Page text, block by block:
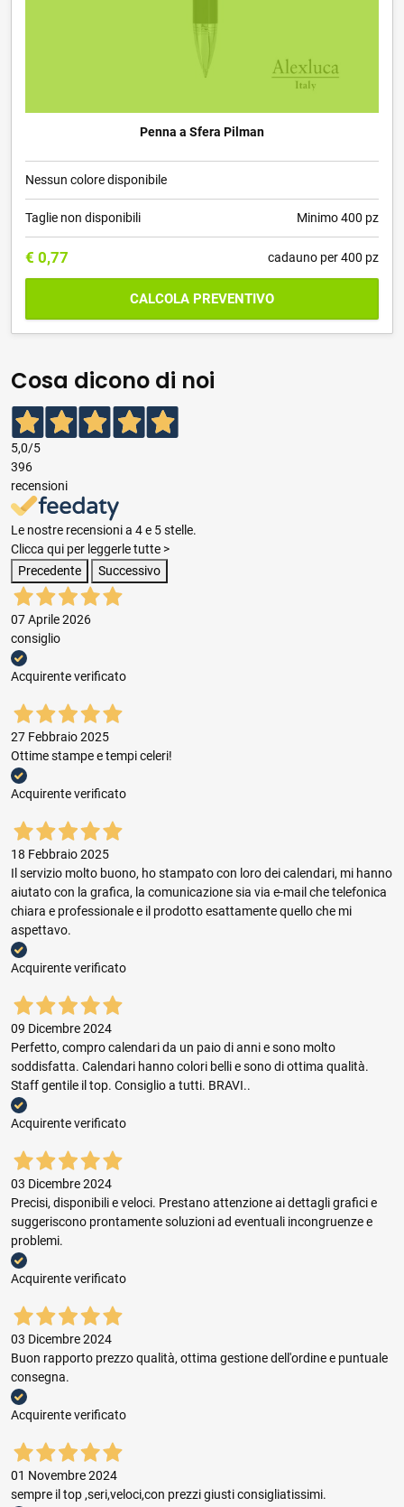
Penna a Sfera Pilman
Nessun colore disponibile
Taglie non disponibili Minimo 400 pz
€ 0,77 cadauno per 400 pz
CALCOLA PREVENTIVO
Cosa dicono di noi
5,0/5
396
recensioni
Le nostre recensioni a 4 e 5 stelle.
Clicca qui per leggerle tutte >
Precedente
Successivo
07 Aprile 2026
consiglio
Acquirente verificato
27 Febbraio 2025
Ottime stampe e tempi celeri!
Acquirente verificato
18 Febbraio 2025
Il servizio molto buono, ho stampato con loro dei calendari, mi hanno
aiutato con la grafica, la comunicazione sia via e-mail che telefonica
chiara e professionale e il prodotto esattamente quello che mi
aspettavo.
Acquirente verificato
09 Dicembre 2024
Perfetto, compro calendari da un paio di anni e sono molto
soddisfatta. Calendari hanno colori belli e sono di ottima qualità.
Staff gentile il top. Consiglio a tutti. BRAVI..
Acquirente verificato
03 Dicembre 2024
Precisi, disponibili e veloci. Prestano attenzione ai dettagli grafici e
suggeriscono prontamente soluzioni ad eventuali incongruenze e
problemi.
Acquirente verificato
03 Dicembre 2024
Buon rapporto prezzo qualità, ottima gestione dell'ordine e puntuale
consegna.
Acquirente verificato
01 Novembre 2024
sempre il top ,seri,veloci,con prezzi giusti consigliatissimi.